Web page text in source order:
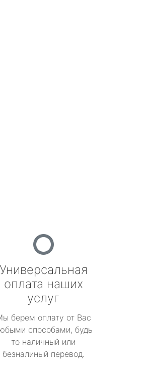
Универсальная
оплата наших
услуг
берем оплату от Вас
способами, будь
то наличный или
безналиный перевод.